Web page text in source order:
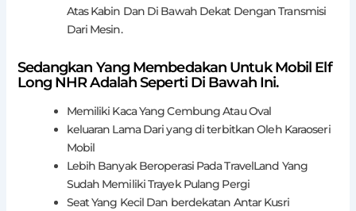
Atas Kabin Dan Di Bawah Dekat Dengan Transmisi
Dari Mesin.
Sedangkan Yang Membedakan Untuk Mobil Elf
Long NHR Adalah Seperti Di Bawah Ini.
Memiliki Kaca Yang Cembung Atau Oval
keluaran Lama Dari yang di terbitkan Oleh Karaoseri
Mobil
Lebih Banyak Beroperasi Pada TravelLand Yang
Sudah Memiliki Trayek Pulang Pergi
Seat Yang Kecil Dan berdekatan Antar Kusri